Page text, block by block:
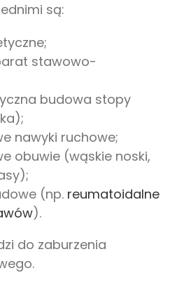
są:
stawowo-
budowa stopy
nawyki ruchowe;
obuwie (wąskie noski,
(np. reumatoidalne
).
do zaburzenia